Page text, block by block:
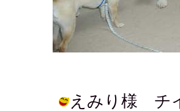
えみり様 チ